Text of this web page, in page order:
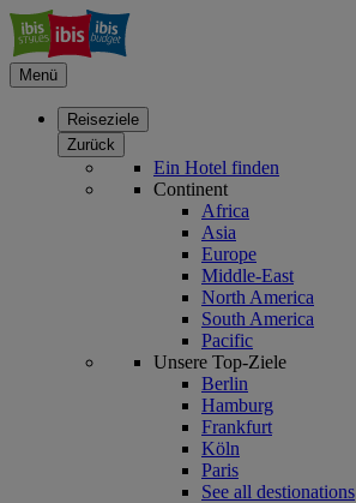
Menü
Reiseziele
Zurück
Ein Hotel finden
Continent
Africa
Asia
Europe
Middle-East
North America
South America
Pacific
Unsere Top-Ziele
Berlin
Hamburg
Frankfurt
Köln
Paris
See all destionations